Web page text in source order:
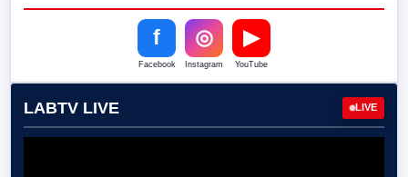
f
Facebook
◎
Instagram
▶
YouTube
LABTV LIVE LIVE